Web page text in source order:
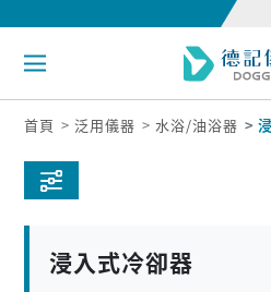
首頁 泛用儀器 水浴/油浴器
浸入式冷卻器